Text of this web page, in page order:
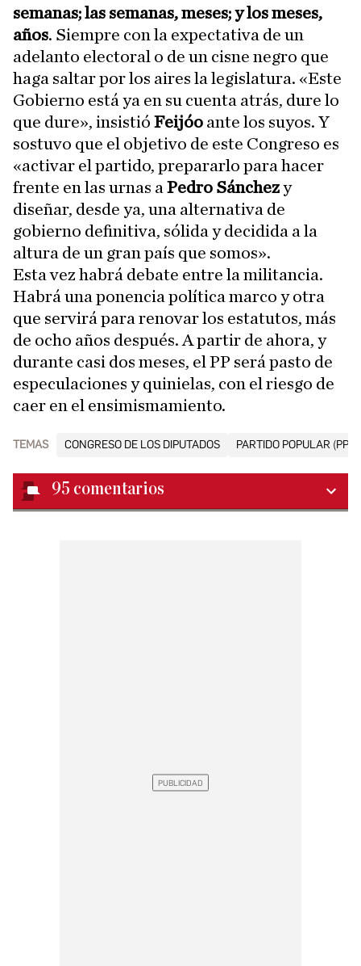
semanas; las semanas, meses; y los meses,
años. Siempre con la expectativa de un
adelanto electoral o de un cisne negro que
haga saltar por los aires la legislatura. «Este
Gobierno está ya en su cuenta atrás, dure lo
que dure», insistió Feijóo ante los suyos. Y
sostuvo que el objetivo de este Congreso es
«activar el partido, prepararlo para hacer
frente en las urnas a Pedro Sánchezy
diseñar, desde ya, una alternativa de
gobierno definitiva, sólida y decidida a la
altura de un gran país que somos».
Esta vez habrá debate entre la militancia.
Habrá una ponencia política marco y otra
que servirá para renovar los estatutos, más
de ocho años después. A partir de ahora, y
durante casi dos meses, el PP será pasto de
especulaciones y quinielas, con el riesgo de
caer en el ensimismamiento.
TEMAS CONGRESO DE LOS DIPUTADOS PARTIDO POPULAR (PP)
95 comentarios